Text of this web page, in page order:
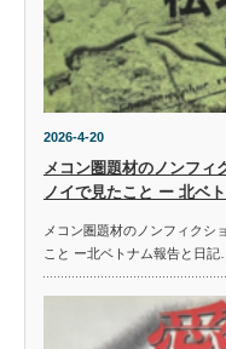
2026-4-20
メコン圏題材のノンフィ
ノイで見たこと ー 北ベ
メコン圏題材のノンフィクシ
こと ー北ベトナム報告と日記…